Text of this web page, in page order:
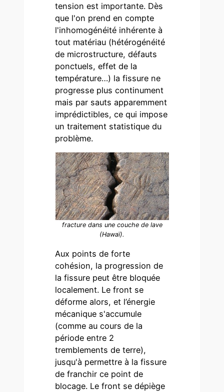
tension est importante. Dès
que l'on prend en compte
l'inhomogénéité inhérente à
tout matériau (hétérogénéité
de microstructure, défauts
ponctuels, effet de la
température…) la fissure ne
progresse plus continument
mais par sauts apparemment
imprédictibles, ce qui impose
un traitement statistique du
problème.
fracture dans une couche de lave
(Hawaï).
Aux points de forte
cohésion, la progression de
la fissure peut être bloquée
localement. Le front se
déforme alors, et l’énergie
mécanique s'accumule
(comme au cours de la
période entre 2
tremblements de terre),
jusqu'à permettre à la fissure
de franchir ce point de
blocage. Le front se dépiège